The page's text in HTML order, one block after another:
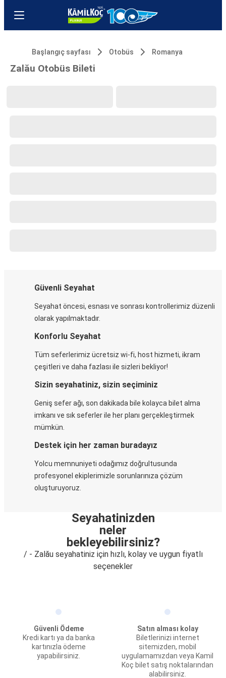
Başlangıç sayfası Otobüs Romanya
Zalău Otobüs Bileti
Güvenli Seyahat
Seyahat öncesi, esnası ve sonrası kontrollerimiz düzenli
olarak yapılmaktadır.
Konforlu Seyahat
Tüm seferlerimiz ücretsiz wi-fi, host hizmeti, ikram
çeşitleri ve daha fazlası ile sizleri bekliyor!
Sizin seyahatiniz, sizin seçiminiz
Geniş sefer ağı, son dakikada bile kolayca bilet alma
imkanı ve sık seferler ile her planı gerçekleştirmek
mümkün.
Destek için her zaman buradayız
Yolcu memnuniyeti odağımız doğrultusunda
profesyonel ekiplerimizle sorunlarınıza çözüm
oluşturuyoruz.
Seyahatinizden
neler
bekleyebilirsiniz?
/ - Zalău seyahatiniz için hızlı, kolay ve uygun fiyatlı
seçenekler
Güvenli Ödeme
Kredi kartı ya da banka
kartınızla ödeme
yapabilirsiniz.
Satın alması kolay
Biletlerinizi internet
sitemizden, mobil
uygulamamızdan veya Kamil
Koç bilet satış noktalarından
alabilirsiniz.